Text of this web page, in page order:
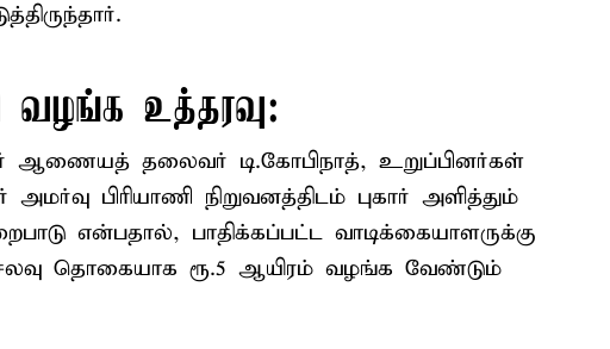
வழங்க உத்தரவு:
ஆணையத் தலைவர் டி.கோபிநாத், உறுப்பினர்கள்
பிரியாணி நிறுவனத்திடம் புகார் அளித்தும்
என்பதால், பாதிக்கப்பட்ட வாடிக்கையாளருக்கு
தொகையாக ரூ.5 ஆயிரம் வழங்க வேண்டும்